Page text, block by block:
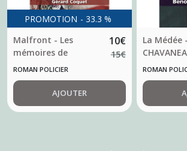
PROMOTION - 33.3 %
Malfront - Les
mémoires de
Mathilde - Gérard
Coquet
10€
15€
ROMAN POLICIER
AJOUTER
La Médée
ROMAN